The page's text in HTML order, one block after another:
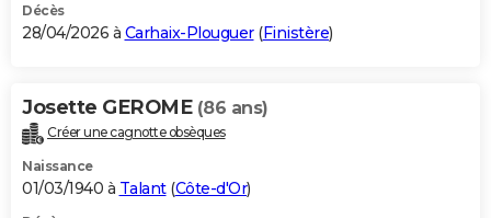
Décès
28/04/2026 à Carhaix-Plouguer(Finistère)
Josette GEROME (86 ans)
Créer une cagnotte obsèques
Naissance
01/03/1940 à Talant(Côte-d'Or)